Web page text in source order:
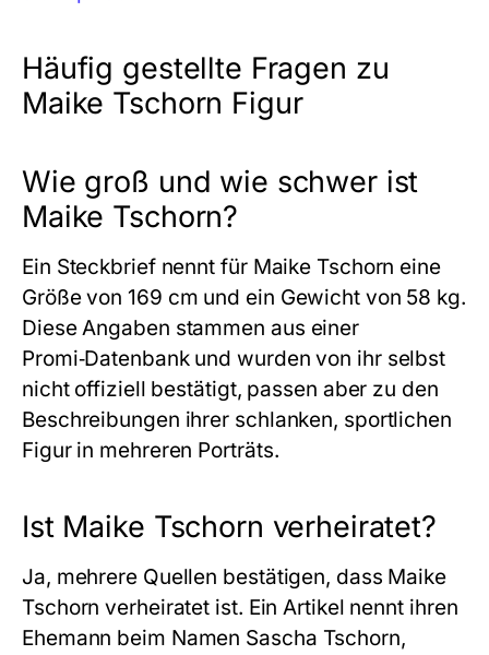
Häufig gestellte Fragen zu
Maike Tschorn Figur
Wie groß und wie schwer ist
Maike Tschorn?
Ein Steckbrief nennt für Maike Tschorn eine
Größe von 169 cm und ein Gewicht von 58 kg.
Diese Angaben stammen aus einer
Promi‑Datenbank und wurden von ihr selbst
nicht offiziell bestätigt, passen aber zu den
Beschreibungen ihrer schlanken, sportlichen
Figur in mehreren Porträts.
Ist Maike Tschorn verheiratet?
Ja, mehrere Quellen bestätigen, dass Maike
Tschorn verheiratet ist. Ein Artikel nennt ihren
Ehemann beim Namen Sascha Tschorn,